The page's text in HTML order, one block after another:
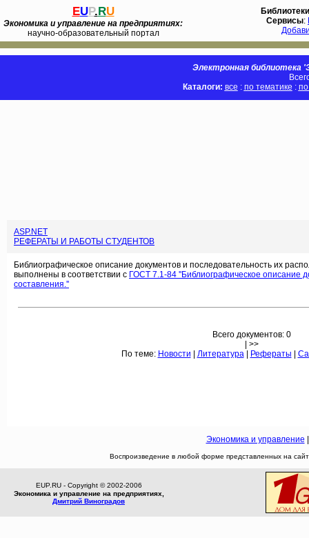
EUP.RU
Экономика и управление на предприятиях:
научно-образовательный портал
Библиотеки
Сервисы:
Электронная библиотека
Каталоги: все : по тематике :
ASP.NET
РЕФЕРАТЫ И РАБОТЫ СТУДЕНТОВ
Библиографическое описание документов и последовательность их
выполнены в соответствии с ГОСТ 7.1-84 ''Библиографическое описание
составления.''
Всего документов: 0
| >>
По теме: Новости Литература| Рефераты
Экономика и управление
Воспроизведение в любой форме представленных на
EUP.RU - Copyright © 2002-2006
Экономика и управление на предприятиях,
Дмитрий Виноградов